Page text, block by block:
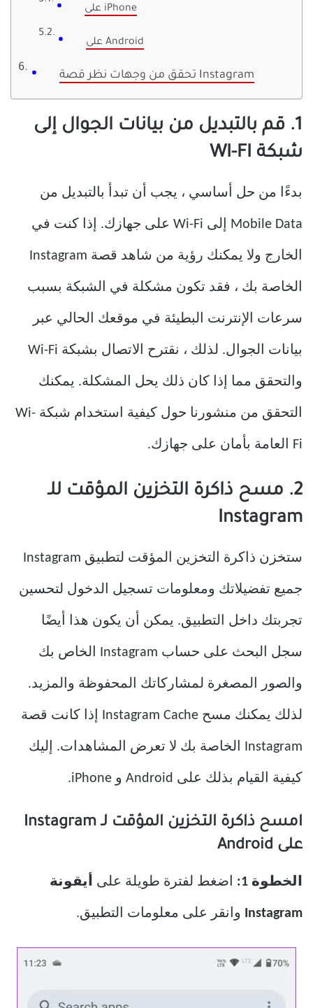
على iPhone
على Android
تحقق من وجهات نظر قصة Instagram
1. قم بالتبديل من بيانات الجوال إلى
شبكة WI-FI
بدءًا من حل أساسي ، يجب أن تبدأ بالتبديل من
Mobile Data إلى Wi-Fi على جهازك. إذا كنت في
الخارج ولا يمكنك رؤية من شاهد قصة Instagram
الخاصة بك ، فقد تكون مشكلة في الشبكة بسبب
سرعات الإنترنت البطيئة في موقعك الحالي عبر
بيانات الجوال. لذلك ، نقترح الاتصال بشبكة Wi-Fi
والتحقق مما إذا كان ذلك يحل المشكلة. يمكنك
التحقق من منشورنا حول كيفية استخدام شبكة Wi-
Fi العامة بأمان على جهازك.
2. مسح ذاكرة التخزين المؤقت للـ
Instagram
ستخزن ذاكرة التخزين المؤقت لتطبيق Instagram
جميع تفضيلاتك ومعلومات تسجيل الدخول لتحسين
تجربتك داخل التطبيق. يمكن أن يكون هذا أيضًا
سجل البحث على حساب Instagram الخاص بك
والصور المصغرة لمشاركاتك المحفوظة والمزيد.
لذلك يمكنك مسح Instagram Cache إذا كانت قصة
Instagram الخاصة بك لا تعرض المشاهدات. إليك
كيفية القيام بذلك على Android و iPhone.
امسح ذاكرة التخزين المؤقت لـ Instagram
على Android
الخطوة 1: اضغط لفترة طويلة على أيقونة
Instagram وانقر على معلومات التطبيق.